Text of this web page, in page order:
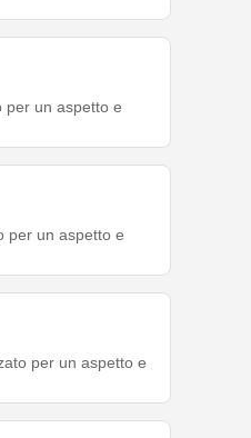
per un aspetto e
per un aspetto e
per un aspetto e